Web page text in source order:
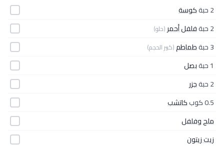
2 حبة
كوسة
2 حبة
فلفل أحمر (حلو)
3 حبة طماطم(كبير الحجم)
1 حبة
بصل
2 حبة
جزر
0.5 كوب
كاتشب
ملح وفلفل
زيت زيتون